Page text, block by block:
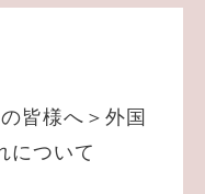
皆様へ＞外国
について